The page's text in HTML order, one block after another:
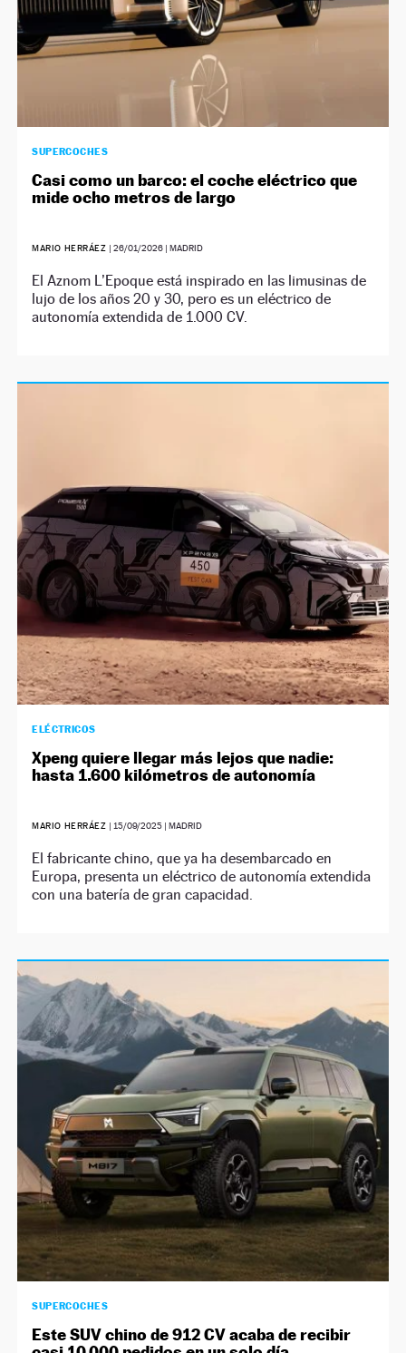
SUPERCOCHES
Casi como un barco: el coche eléctrico que
mide ocho metros de largo
MARIO HERRÁEZ | 26/01/2026| MADRID
El Aznom L’Epoque está inspirado en las limusinas de
lujo de los años 20 y 30, pero es un eléctrico de
autonomía extendida de 1.000 CV.
ELÉCTRICOS
Xpeng quiere llegar más lejos que nadie:
hasta 1.600 kilómetros de autonomía
MARIO HERRÁEZ | 15/09/2025| MADRID
El fabricante chino, que ya ha desembarcado en
Europa, presenta un eléctrico de autonomía extendida
con una batería de gran capacidad.
SUPERCOCHES
Este SUV chino de 912 CV acaba de recibir